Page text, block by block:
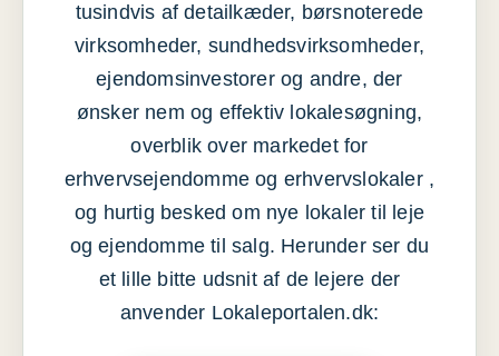
tusindvis af detailkæder, børsnoterede
virksomheder, sundhedsvirksomheder,
ejendomsinvestorer og andre, der
ønsker nem og effektiv lokalesøgning,
overblik over markedet for
erhvervsejendomme og erhvervslokaler ,
og hurtig besked om nye lokaler til leje
og ejendomme til salg. Herunder ser du
et lille bitte udsnit af de lejere der
anvender Lokaleportalen.dk: